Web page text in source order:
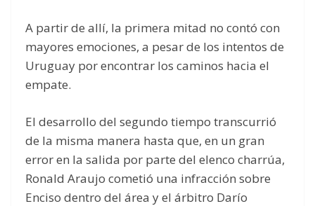
A partir de allí, la primera mitad no contó con
mayores emociones, a pesar de los intentos de
Uruguay por encontrar los caminos hacia el
empate.
El desarrollo del segundo tiempo transcurrió
de la misma manera hasta que, en un gran
error en la salida por parte del elenco charrúa,
Ronald Araujo cometió una infracción sobre
Enciso dentro del área y el árbitro Darío